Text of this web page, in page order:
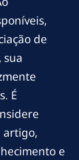
de
É
artigo,
e